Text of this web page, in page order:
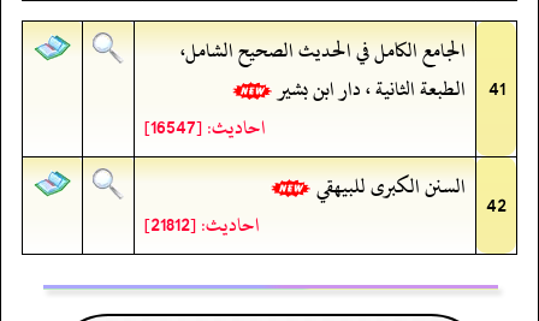
41
الجامع الكامل في الحديث الصحيح الشامل،
الطبعة الثانية ، دار ابن بشیر
احادیث: [16547]
42 السنن الكبرى للبيهقي
احادیث: [21812]